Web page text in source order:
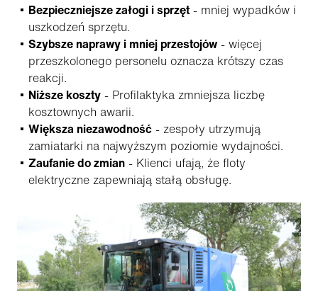
Bezpieczniejsze załogi i sprzęt- mniej wypadków i
uszkodzeń sprzętu.
Szybsze naprawy i mniej przestojów - więcej
przeszkolonego personelu oznacza krótszy czas
reakcji.
Niższe koszty - Profilaktyka zmniejsza liczbę
kosztownych awarii.
Większa niezawodność - zespoły utrzymują
zamiatarki na najwyższym poziomie wydajności.
Zaufanie do zmian - Klienci ufają, że floty
elektryczne zapewniają stałą obsługę.